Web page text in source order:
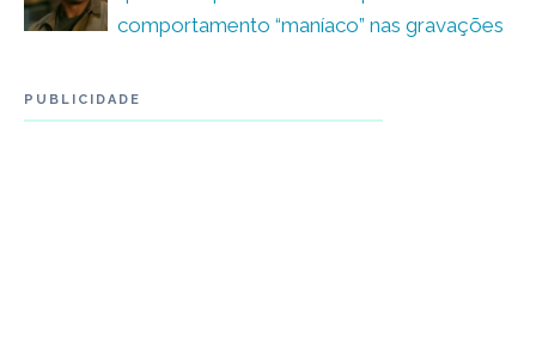
comportamento “maníaco” nas gravações
PUBLICIDADE